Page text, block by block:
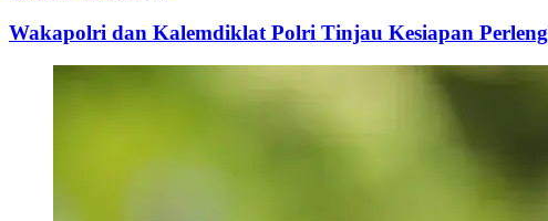
Wakapolri dan Kalemdiklat Polri Tinjau Kesiapan